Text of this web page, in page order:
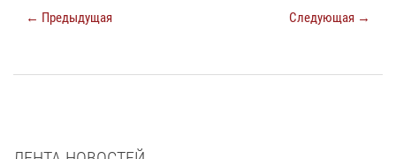
← Предыдущая Следующая →